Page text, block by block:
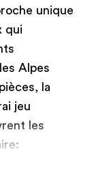
unique
qui
Alpes
la
jeu
les